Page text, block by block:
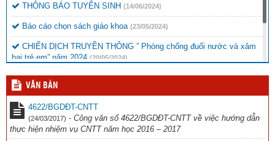
THÔNG BÁO TUYỂN SINH (14/06/2024)
Báo cáo chọn sách giáo khoa (23/05/2024)
CHIẾN DỊCH TRUYỀN THÔNG ” Phòng chống đuối nước và xâm
hại trẻ em” năm 2024 (20/05/2024)
Thông báo chương trình văn nghệ (16/11/2023)
Công văn đi tập huấn Thể dục (12/10/2023)
VĂN BẢN
4622/BGDĐT-CNTT
(24/03/2017) - Công văn số 4622/BGDĐT-CNTT về việc hướng dẫn
thực hiện nhiệm vụ CNTT năm học 2016 – 2017